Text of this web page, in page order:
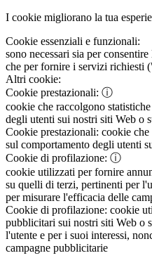
I cookie migliorano la tua
Cookie essenziali e funzionali:
sono necessari sia per
che per fornire i servizi richiesti
Altri cookie:
Cookie prestazionali: ⓘ
cookie che raccolgono
degli utenti sui nostri siti Web o
Cookie prestazionali: cookie
sul comportamento degli utenti
Cookie di profilazione: ⓘ
cookie utilizzati per fornire
su quelli di terzi, pertinenti per
per misurare l'efficacia delle
Cookie di profilazione: cookie
pubblicitari sui nostri siti Web o
l'utente e per i suoi interessi,
campagne pubblicitarie